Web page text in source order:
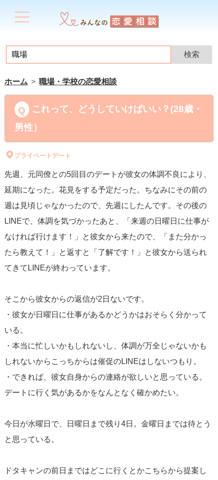
ホーム 職場・学校の恋愛相談
これって、どうしていけばいい？(28歳・
男性）
プライベートデート
先週、元同僚との5回目のデートが彼女の体調不良により、
延期になった。花見をする予定だった。ちなみにその前の
週は見頃じゃなかったので、先週にしたんです。その後の
LINEで、体調を気づかったあと、「来週の日曜日に仕事が
なければ行けます！」と彼女から来たので、「また分かっ
たら教えて！」と返すと「了解です！」と彼女から送られ
てきてLINEが終わっています。
そこから彼女からの返信が2日ないです。
・彼女が日曜日に仕事があるかどうかはおそらく分かって
いる。
・本当に忙しいかもしれないし、体調が万全じゃないかも
しれないからこっちからは催促のLINEはしないつもり。
・できれば、彼女自身からの連絡が欲しいと思っている。
デートに行く気があるかをなんとなく確かめたい。
今日が水曜日で、日曜日まで残り4日。金曜日までは待とう
と思っている。
ドタキャンの前日まではどこに行くとかこちらから提案し